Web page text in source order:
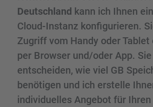
Deutschland kann ich Ihnen
Cloud-Instanz konfigurieren.
Zugriff vom Handy oder Tablet
per Browser und/oder App. Sie
entscheiden, wie viel GB
benötigen und ich erstelle
individuelles Angebot für Ihren